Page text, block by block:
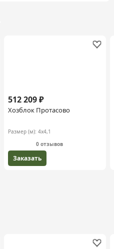
512 209 ₽
Хозблок Протасово
Размер (м): 4х4,1
0 отзывов
Заказать